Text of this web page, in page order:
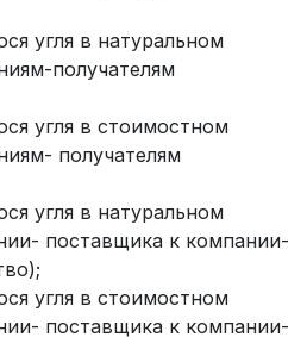
угля в натуральном
получателям
угля в стоимостном
получателям
угля в натуральном
поставщика к компании-
угля в стоимостном
поставщика к компании-